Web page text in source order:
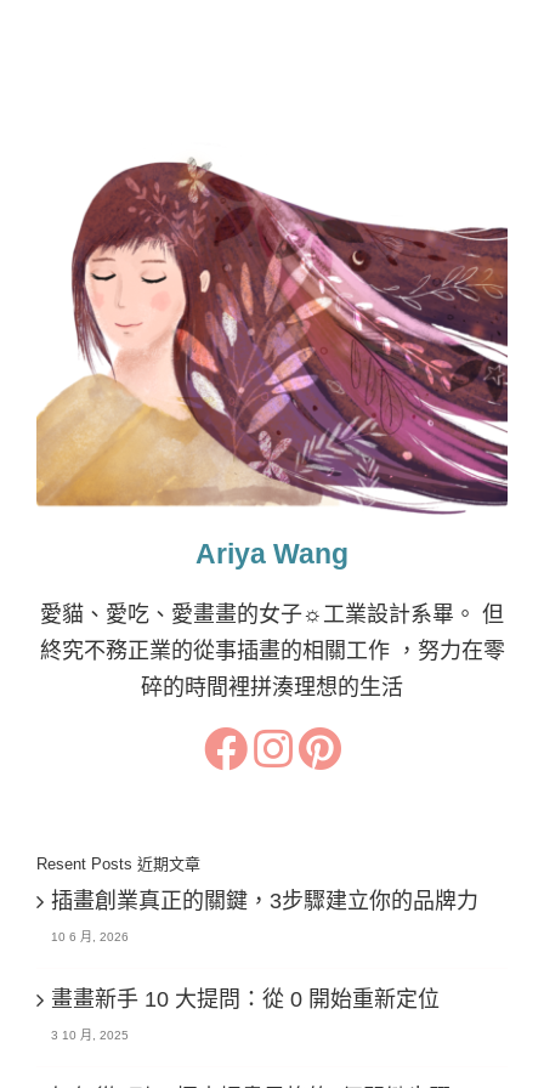
Ariya Wang
愛貓、愛吃、愛畫畫的女子☼工業設計系畢。 但
終究不務正業的從事插畫的相關工作 ，努力在零
碎的時間裡拼湊理想的生活
Resent Posts 近期文章
插畫創業真正的關鍵，3步驟建立你的品牌力
10 6 月, 2026
畫畫新手 10 大提問：從 0 開始重新定位
3 10 月, 2025